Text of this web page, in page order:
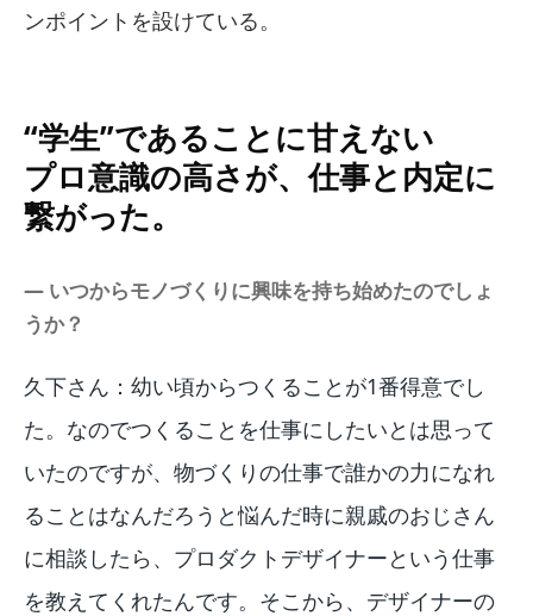
ンポイントを設けている。
“学生”であることに甘えない
プロ意識の高さが、仕事と内定に
繋がった。
― いつからモノづくりに興味を持ち始めたのでしょ
うか？
久下さん：幼い頃からつくることが1番得意でし
た。なのでつくることを仕事にしたいとは思って
いたのですが、物づくりの仕事で誰かの力になれ
ることはなんだろうと悩んだ時に親戚のおじさん
に相談したら、プロダクトデザイナーという仕事
を教えてくれたんです。そこから、デザイナーの